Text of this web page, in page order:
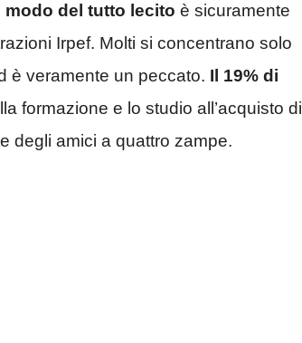
modo del tutto lecito è sicuramente
Irpef. Molti si concentrano solo
è veramente un peccato. Il 19% di
formazione e lo studio all’acquisto di
degli amici a quattro zampe.